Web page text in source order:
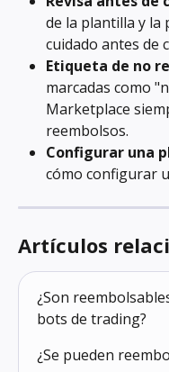
de la plantilla y la
cuidado antes de
Etiqueta de no
marcadas como
Marketplace
reembolsos.
Configurar una
cómo configurar
Artículos
¿Son
bots de trading?
¿Se pueden